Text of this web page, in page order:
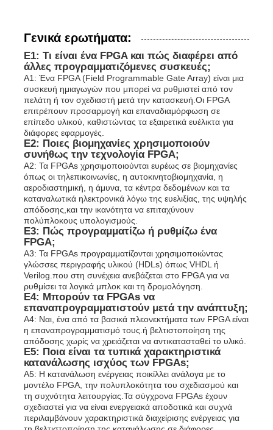
Γενικά ερωτήματα:
Ε1: Τι είναι ένα FPGA και πώς διαφέρει από
άλλες προγραμματιζόμενες συσκευές;
Α1: Ένα FPGA (Field Programmable Gate Array) είναι μια
συσκευή ημιαγωγών που μπορεί να ρυθμιστεί από τον
πελάτη ή τον σχεδιαστή μετά την κατασκευή.Οι FPGA
επιτρέπουν προσαρμογή και επαναδιαμόρφωση σε
επίπεδο υλικού, καθιστώντας τα εξαιρετικά ευέλικτα για
διάφορες εφαρμογές.
Ε2: Ποιες βιομηχανίες χρησιμοποιούν
συνήθως την τεχνολογία FPGA;
Α2: Τα FPGAs χρησιμοποιούνται ευρέως σε βιομηχανίες
όπως οι τηλεπικοινωνίες, η αυτοκινητοβιομηχανία, η
αεροδιαστημική, η άμυνα, τα κέντρα δεδομένων και τα
καταναλωτικά ηλεκτρονικά λόγω της ευελιξίας, της υψηλής
απόδοσης,και την ικανότητα να επιταχύνουν
πολύπλοκους υπολογισμούς.
Ε3: Πώς προγραμματίζω ή ρυθμίζω ένα
FPGA;
Α3: Τα FPGAs προγραμματίζονται χρησιμοποιώντας
γλώσσες περιγραφής υλικού (HDLs) όπως VHDL ή
Verilog.που στη συνέχεια ανεβάζεται στο FPGA για να
ρυθμίσει τα λογικά μπλοκ και τη δρομολόγηση.
Ε4: Μπορούν τα FPGAs να
επαναπρογραμματιστούν μετά την ανάπτυξη;
Α4: Ναι, ένα από τα βασικά πλεονεκτήματα των FPGA είναι
η επαναπρογραμματισμό τους.ή βελτιστοποίηση της
απόδοσης χωρίς να χρειάζεται να αντικατασταθεί το υλικό.
Ε5: Ποια είναι τα τυπικά χαρακτηριστικά
κατανάλωσης ισχύος των FPGAs;
Α5: Η κατανάλωση ενέργειας ποικίλλει ανάλογα με το
μοντέλο FPGA, την πολυπλοκότητα του σχεδιασμού και
τη συχνότητα λειτουργίας.Τα σύγχρονα FPGAs έχουν
σχεδιαστεί για να είναι ενεργειακά αποδοτικά και συχνά
περιλαμβάνουν χαρακτηριστικά διαχείρισης ενέργειας για